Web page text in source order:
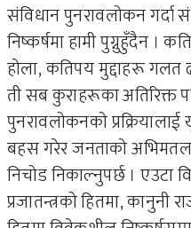
संविधान पुनरावलोकन गर्दा
निष्कर्षमा हामी पुग्नुहुँदैन ।
होला, कतिपय मुद्दाहरू गलत
ती सब कुराहरूका अतिरिक्त
पुनरावलोकनको
बहस गरेर जनताको
निचोड निकाल्नुपर्छ । एउटा
प्रजातन्त्रको हितमा, कानुनी